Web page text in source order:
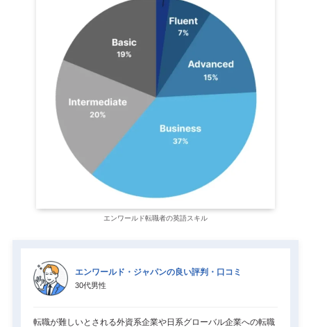
エンワールド転職者の英語スキル
エンワールド・ジャパンの良い評判・口コミ
30代男性
転職が難しいとされる外資系企業や日系グローバル企業への転職